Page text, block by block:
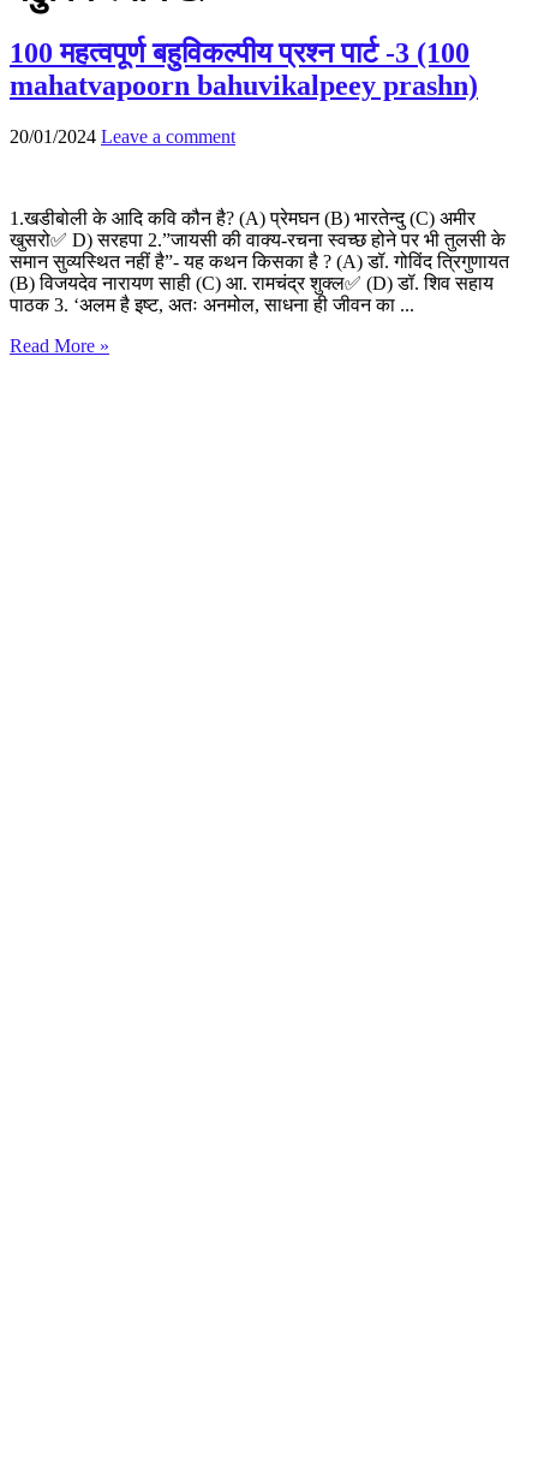
100 महत्वपूर्ण बहुविकल्पीय प्रश्न पार्ट -3 (100
mahatvapoorn bahuvikalpeey prashn)
20/01/2024 Leave a comment
1.खडीबोली के आदि कवि कौन है? (A) प्रेमघन (B) भारतेन्दु (C) अमीर
खुसरो✅ D) सरहपा 2.”जायसी की वाक्य-रचना स्वच्छ होने पर भी तुलसी के
समान सुव्यस्थित नहीं है”- यह कथन किसका है ? (A) डॉ. गोविंद त्रिगुणायत
(B) विजयदेव नारायण साही (C) आ. रामचंद्र शुक्ल✅ (D) डॉ. शिव सहाय
पाठक 3. ‘अलम है इष्ट, अतः अनमोल, साधना ही जीवन का ...
Read More »